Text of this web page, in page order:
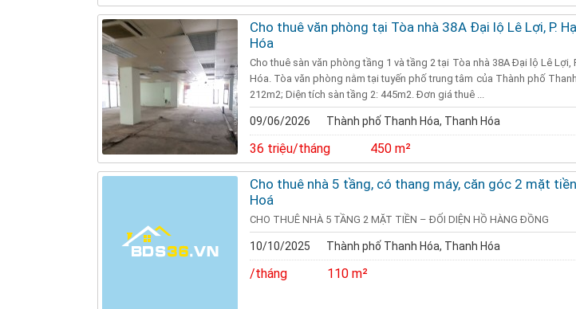
Cho thuê văn phòng tại Tòa nhà 38A Đại lộ Lê Lợi, P.
Hóa
Cho thuê sàn văn phòng tầng 1 và tầng 2 tại Tòa nhà 38A Đại lộ Lê Lợi,
Hóa. Tòa văn phòng nằm tại tuyến phố trung tâm của Thành phố
212m2; Diện tích sàn tầng 2: 445m2. Đơn giá thuê ...
09/06/2026 Thành phố Thanh Hóa, Thanh Hóa
36 triệu/tháng 450 m²
Cho thuê nhà 5 tầng, có thang máy, căn góc 2 mặt
Hoá
CHO THUÊ NHÀ 5 TẦNG 2 MẶT TIỀN – ĐỐI DIỆN HỒ HÀNG ĐỒNG
10/10/2025 Thành phố Thanh Hóa, Thanh Hóa
/tháng 110 m²